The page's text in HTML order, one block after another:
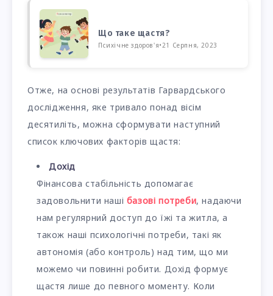
Що таке щастя?
Психічне здоров'я•21 Серпня, 2023
Отже, на основі результатів Гарвардського
дослідження, яке тривало понад вісім
десятиліть, можна сформувати наступний
список ключових факторів щастя:
Дохід
Фінансова стабільність допомагає
задовольнити наші базові потреби, надаючи
нам регулярний доступ до їжі та житла, а
також наші психологічні потреби, такі як
автономія (або контроль) над тим, що ми
можемо чи повинні робити. Дохід формує
щастя лише до певного моменту. Коли